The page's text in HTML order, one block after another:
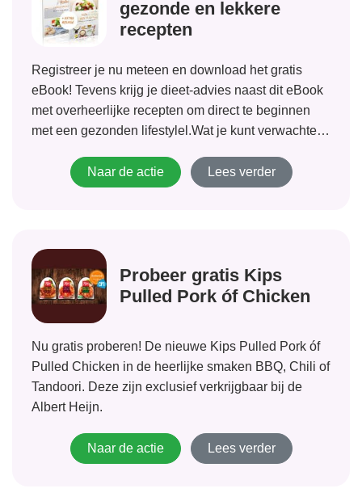
gezonde en lekkere
recepten
Registreer je nu meteen en download het gratis
eBook! Tevens krijg je dieet-advies naast dit eBook
met overheerlijke recepten om direct te beginnen
met een gezonden lifestylel.Wat je kunt verwachten:
eetgedrag Gratis eBook met lekkere recepten om...
Naar de actie Lees verder
Probeer gratis Kips
Pulled Pork óf Chicken
Nu gratis proberen! De nieuwe Kips Pulled Pork óf
Pulled Chicken in de heerlijke smaken BBQ, Chili of
Tandoori. Deze zijn exclusief verkrijgbaar bij de
Albert Heijn.
Naar de actie Lees verder